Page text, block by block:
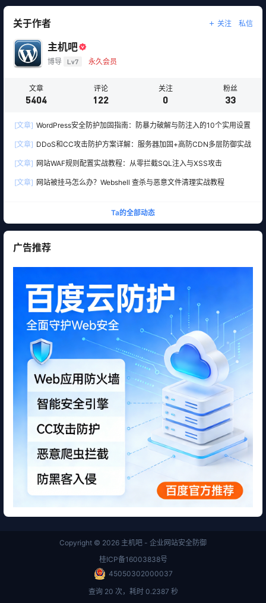
关于作者 关注 私信
主机吧
博导 Lv7 永久会员
文章
5404
评论
122
关注
0
粉丝
33
[文章] WordPress安全防护加固指南：防暴力破解与防注入的10个实用设置
[文章] DDoS和CC攻击防护方案详解：服务器加固+高防CDN多层防御实战
[文章] 网站WAF规则配置实战教程：从零拦截SQL注入与XSS攻击
[文章] 网站被挂马怎么办？Webshell 查杀与恶意文件清理实战教程
Ta的全部动态
广告推荐
Copyright © 2026 主机吧 - 企业网站安全防御
桂ICP备16003838号
45050302000037
查询 20 次，耗时 0.2387 秒